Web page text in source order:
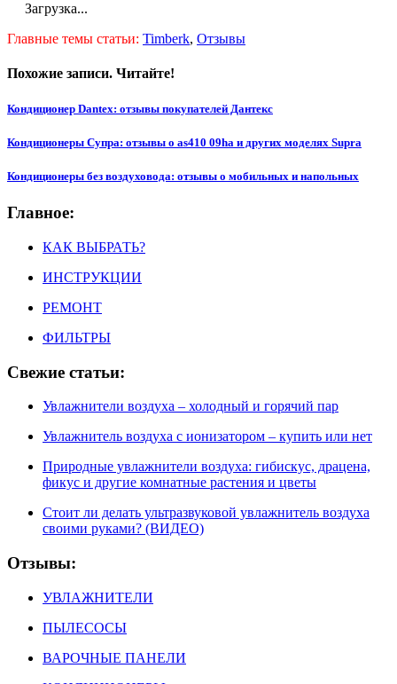
Загрузка...
Главные темы статьи: Timberk, Отзывы
Похожие записи. Читайте!
Кондиционер Dantex: отзывы покупателей Дантекс
Кондиционеры Супра: отзывы о as410 09ha и других моделях Supra
Кондиционеры без воздуховода: отзывы о мобильных и напольных
Главное:
КАК ВЫБРАТЬ?
ИНСТРУКЦИИ
РЕМОНТ
ФИЛЬТРЫ
Свежие статьи:
Увлажнители воздуха – холодный и горячий пар
Увлажнитель воздуха с ионизатором – купить или нет
Природные увлажнители воздуха: гибискус, драцена,
фикус и другие комнатные растения и цветы
Стоит ли делать ультразвуковой увлажнитель воздуха
своими руками? (ВИДЕО)
Отзывы:
УВЛАЖНИТЕЛИ
ПЫЛЕСОСЫ
ВАРОЧНЫЕ ПАНЕЛИ